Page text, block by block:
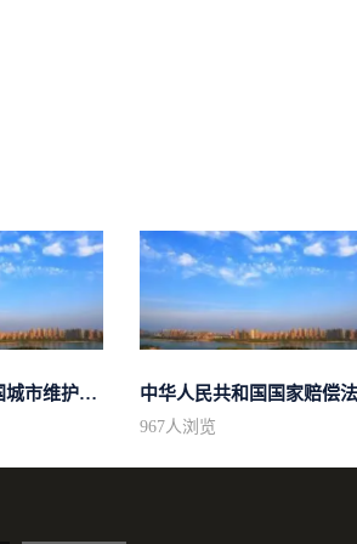
中华人民共和国城市维护建设税法 中华人民共和国国家赔偿法
967人浏览